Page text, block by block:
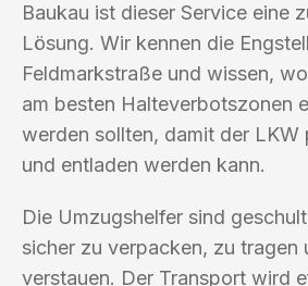
Baukau ist dieser Service eine
Lösung. Wir kennen die
Feldmarkstraße und wissen,
am besten Halteverbotszonen
werden sollten, damit der LKW
und entladen werden kann.
Die Umzugshelfer sind
sicher zu verpacken, zu tragen
verstauen. Der Transport wird